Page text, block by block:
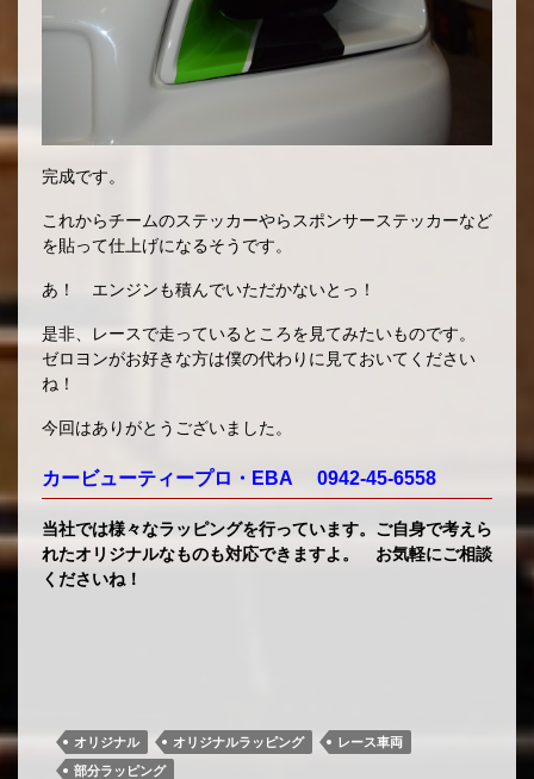
完成です。
これからチームのステッカーやらスポンサーステッカーなど
を貼って仕上げになるそうです。
あ！ エンジンも積んでいただかないとっ！
是非、レースで走っているところを見てみたいものです。
ゼロヨンがお好きな方は僕の代わりに見ておいてください
ね！
今回はありがとうございました。
カービューティープロ・EBA 0942-45-6558
当社では様々なラッピングを行っています。ご自身で考えら
れたオリジナルなものも対応できますよ。 お気軽にご相談
くださいね！
オリジナル オリジナルラッピング
レース車両
部分ラッピング